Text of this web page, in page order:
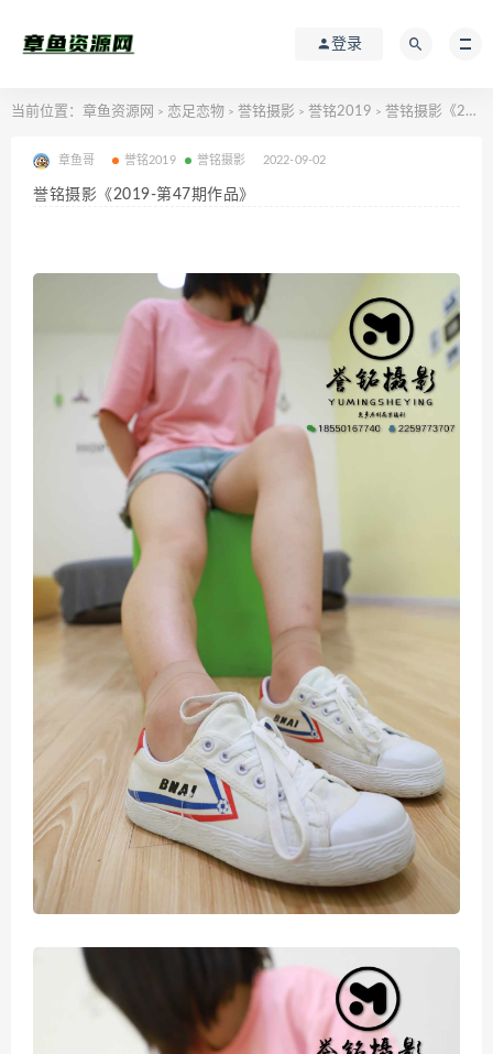
登录
当前位置： 章鱼资源网 > 恋足恋物 > 誉铭摄影 > 誉铭2019 > 誉铭摄影《2019-第47期作品》
章鱼哥 誉铭2019 誉铭摄影 2022-09-02
誉铭摄影《2019-第47期作品》